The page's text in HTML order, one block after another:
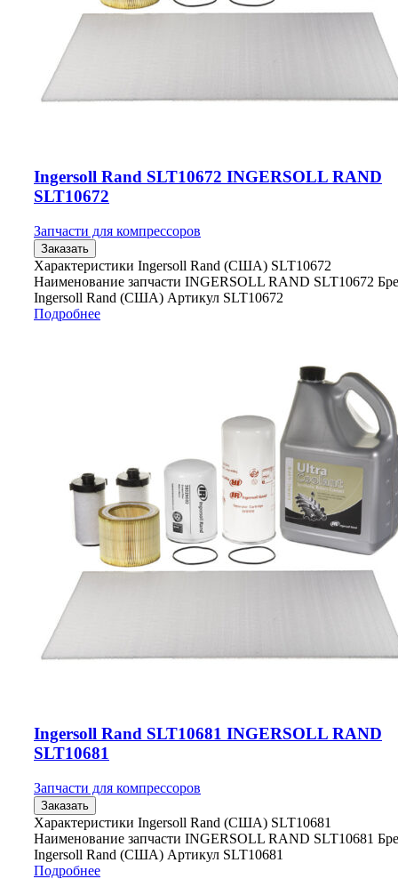
Ingersoll Rand SLT10672 INGERSOLL RAND
SLT10672
Запчасти для компрессоров
Заказать
Характеристики Ingersoll Rand (США) SLT10672
Наименование запчасти INGERSOLL RAND SLT10672
Ingersoll Rand (США) Артикул SLT10672
Подробнее
Ingersoll Rand SLT10681 INGERSOLL RAND
SLT10681
Запчасти для компрессоров
Заказать
Характеристики Ingersoll Rand (США) SLT10681
Наименование запчасти INGERSOLL RAND SLT10681
Ingersoll Rand (США) Артикул SLT10681
Подробнее